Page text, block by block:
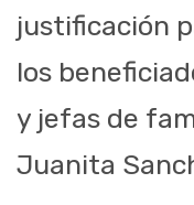
justificación
los
y jefas de
Juanita